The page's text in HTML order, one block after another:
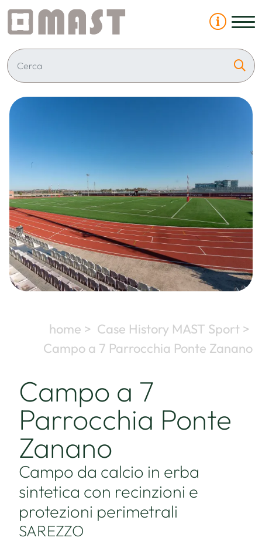
home > Case History MAST Sport >
Campo a 7 Parrocchia Ponte Zanano
Campo a 7
Parrocchia Ponte
Zanano
Campo da calcio in erba
sintetica con recinzioni e
protezioni perimetrali
SAREZZO